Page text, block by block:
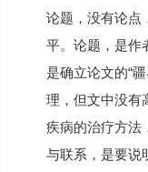
论题，没有论点
平。论题，是作
是确立论文的“
理，但文中没有
疾病的治疗方法
与联系，是要说